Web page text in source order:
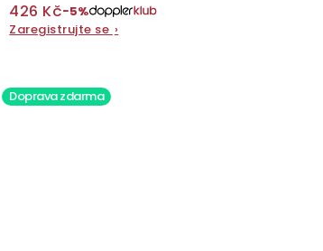
426 Kč−5%
Zaregistrujte se ›
Doprava zdarma